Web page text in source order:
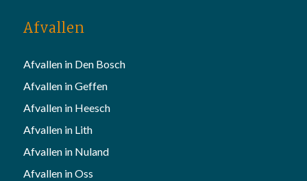
Afvallen
Afvallen in Den Bosch
Afvallen in Geffen
Afvallen in Heesch
Afvallen in Lith
Afvallen in Nuland
Afvallen in Oss